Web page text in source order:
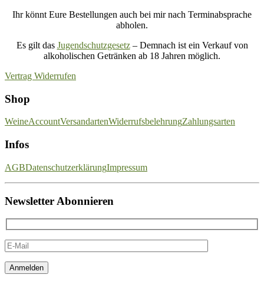
Ihr könnt Eure Bestellungen auch bei mir nach Terminabsprache
abholen.
Es gilt das Jugendschutzgesetz– Demnach ist ein Verkauf von
alkoholischen Getränken ab 18 Jahren möglich.
Vertrag Widerrufen
Shop
WeineAccountVersandartenWiderrufsbelehrungZahlungsarten
Infos
AGBDatenschutzerklärungImpressum
Newsletter Abonnieren